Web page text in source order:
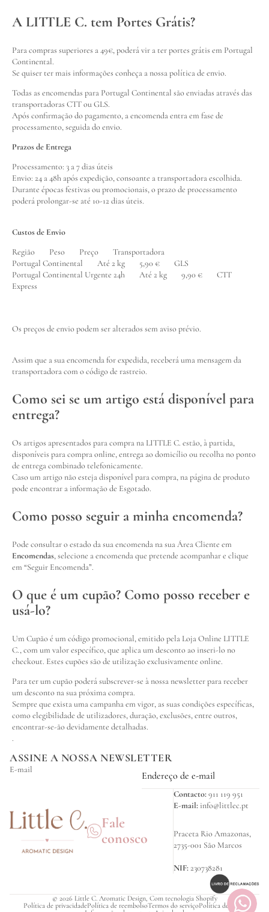
A LITTLE C. tem Portes Grátis?
Para compras superiores a 49€, poderá vir a ter portes grátis em Portugal
Continental.
Se quiser ter mais informações conheça a nossa política de envio.
Todas as encomendas para Portugal Continental são enviadas através das
transportadoras CTT ou GLS.
Após confirmação do pagamento, a encomenda entra em fase de
processamento, seguida do envio.
Prazos de Entrega
Processamento: 3 a 7 dias úteis
Envio: 24 a 48h após expedição, consoante a transportadora escolhida.
Durante épocas festivas ou promocionais, o prazo de processamento
poderá prolongar-se até 10-12 dias úteis.
Custos de Envio
Região Peso Preço Transportadora
Portugal Continental Até 2 kg 5,90 € GLS
Portugal Continental Urgente 24h Até 2 kg 9,90 € CTT
Express
Os preços de envio podem ser alterados sem aviso prévio.
Assim que a sua encomenda for expedida, receberá uma mensagem da
transportadora com o código de rastreio.
Como sei se um artigo está disponível para
entrega?
Os artigos apresentados para compra na LITTLE C. estão, à partida,
disponíveis para compra online, entrega ao domicílio ou recolha no ponto
de entrega combinado telefonicamente.
Caso um artigo não esteja disponível para compra, na página de produto
pode encontrar a informação de Esgotado.
Como posso seguir a minha encomenda?
Pode consultar o estado da sua encomenda na sua Área Cliente em
Encomendas, selecione a encomenda que pretende acompanhar e clique
em “Seguir Encomenda”.
O que é um cupão? Como posso receber e
usá-lo?
Um Cupão é um código promocional, emitido pela Loja Online LITTLE
C., com um valor específico, que aplica um desconto ao inseri-lo no
checkout. Estes cupões são de utilização exclusivamente online.
Para ter um cupão poderá subscrever-se à nossa newsletter para receber
um desconto na sua próxima compra.
Sempre que exista uma campanha em vigor, as suas condições específicas,
como elegibilidade de utilizadores, duração, exclusões, entre outros,
encontrar-se-ão devidamente detalhadas.
.
ASSINE A NOSSA NEWSLETTER
E-mail
Fale
conosco
Contacto:911 119 951
E-mail:info@littlec.pt
Praceta Rio Amazonas,
2735-001 São Marcos
NIF:230738281
© 2026 Little C. Aromatic Design, Com tecnologia Shopify
Política de privacidadePolítica de reembolsoTermos do serviçoPolítica de envio